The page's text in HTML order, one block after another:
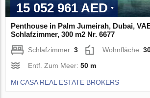
15 052 961 AED
Penthouse in Palm Jumeirah, Dubai,
Schlafzimmer, 300 m2 Nr. 6677
Schlafzimmer:3 Wohnfläche:
Entf. Zum Meer:50 m
Mi CASA REAL ESTATE BROKERS